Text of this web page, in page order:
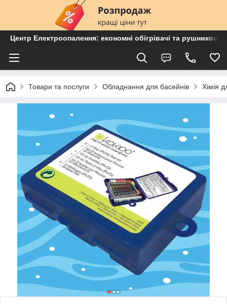
Центр Електроопалення: економні обігрівачі та
Товари та послуги Обладнання для басейнів Хімія